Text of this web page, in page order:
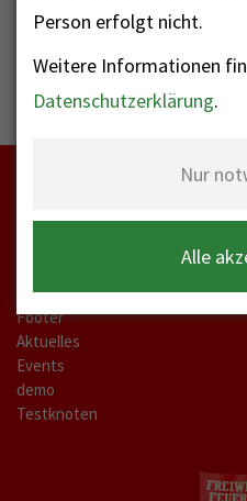
Kontakt Labels
Footer
Aktuelles
Events
demo
Testknoten
Person erfolgt nicht.
Weitere Informationen
Datenschutzerklärung.
Nur
Alle